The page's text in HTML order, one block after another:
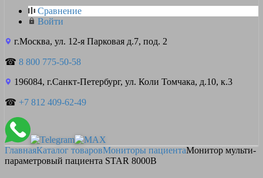
Сравнение
Войти
г.Москва, ул. 12-я Парковая д.7, под. 2
☎ 8 800 775-50-58
196084, г.Санкт-Петербург, ул. Коли Томчака, д.10, к.3
☎ +7 812 409-62-49
ГлавнаяКаталог товаровМониторы пациентаМонитор мульти-
параметровый пациента STAR 8000B